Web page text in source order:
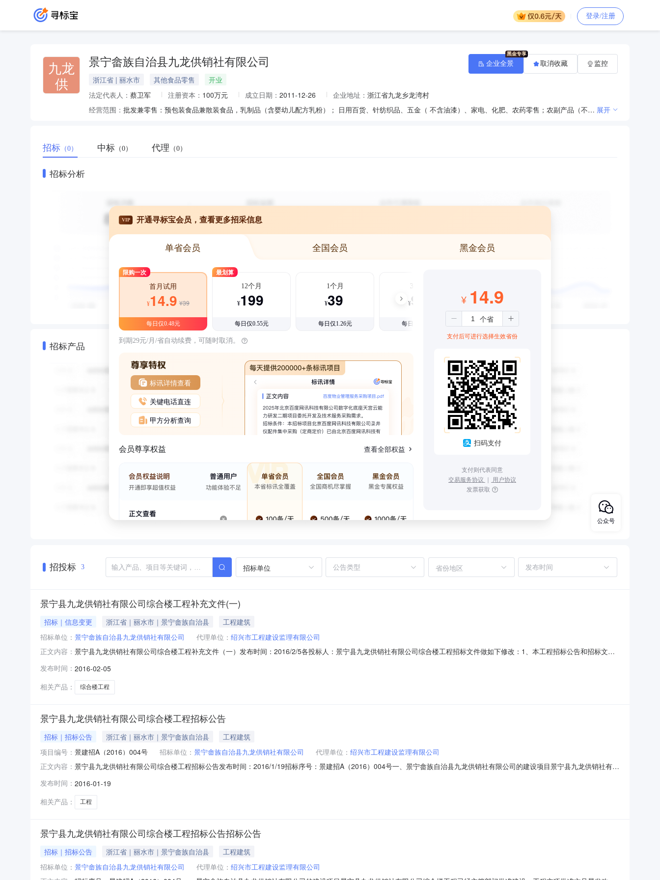
登录/注册
九龙
供
景宁畲族自治县九龙供销社有限公司
浙江省 | 丽水市 其他食品零售
开业
法定代表人： 蔡卫军 注册资本： 100万元 成立日期： 2011-12-26 企业地址： 浙江省九龙乡龙湾村
经营范围：
批发兼零售：预包装食品兼散装食品，乳制品（含婴幼儿配方乳粉）； 日用百货、针纺织品、五金（ 不含油漆）、家电、化肥、农药零售；农副产品（不含棉花、烟叶、蚕茧）、中药材（不含国家统管药材）、废旧物资购销（依法须经批准的项目，经相关部门批准后方可开展经营活动） 展开
企业全景 取消收藏 监控
招标 （0） 中标 （0） 代理 （0）
招标分析
招标产品
VIP 开通寻标宝会员，查看更多招采信息
单省会员 全国会员 黑金会员
限购一次
首月试用
¥14.9 ¥39
每日仅0.48元
最划算
12个月
¥199
每日仅0.55元
1个月
¥39
每日仅1.26元
3个月
¥99
每日仅1.08元
到期29元/月/省自动续费，可随时取消。
标讯详情查看
关键电话直连
甲方分析查询
会员尊享权益 查看全部权益
¥ 14.9
支付后可进行选择生效省份
扫码支付
支付则代表同意
交易服务协议 ｜ 用户协议
发票获取
招投标 3 招标单位 省份地区
景宁县九龙供销社有限公司综合楼工程补充文件(一)
招标｜信息变更 浙江省｜丽水市｜景宁畲族自治县
工程建筑
招标单位： 景宁畲族自治县九龙供销社有限公司 代理单位： 绍兴市工程建设监理有限公司
正文内容： 景宁县九龙供销社有限公司综合楼工程补充文件（一）发布时间：2016/2/5各投标人：景宁县九龙供销社有限公司综合楼工程招标文件做如下修改：1、本工程招标公告和招标文件
供销社有限公司招标代理机构：绍兴市工程建设监理有限公司2016年2月5日
发布时间： 2016-02-05
相关产品：
综合楼工程
景宁县九龙供销社有限公司综合楼工程招标公告
招标｜招标公告 浙江省｜丽水市｜景宁畲族自治县
工程建筑
项目编号： 景建招A（2016）004号 招标单位： 景宁畲族自治县九龙供销社有限公司 代理单位： 绍兴市工程建设监理有限公司
正文内容： 景宁县九龙供销社有限公司综合楼工程招标公告发布时间：2016/1/19招标序号：景建招A（2016）004号一、景宁畲族自治县九龙供销社有限公司的建设项目景宁县九龙供销社有限
的招标事宜。三、工程概况：（1）建设地点：景宁县九龙乡新长汀村（2）建筑规模：本工程建筑面积为1506.81m2。（3）招标范围：施工图范围内的全部施工内容（具体见工程
量清单）（4
发布时间： 2016-01-19
相关产品：
工程
景宁县九龙供销社有限公司综合楼工程招标公告招标公告
招标｜招标公告 浙江省｜丽水市｜景宁畲族自治县
工程建筑
招标单位： 景宁畲族自治县九龙供销社有限公司 代理单位： 绍兴市工程建设监理有限公司
公众号